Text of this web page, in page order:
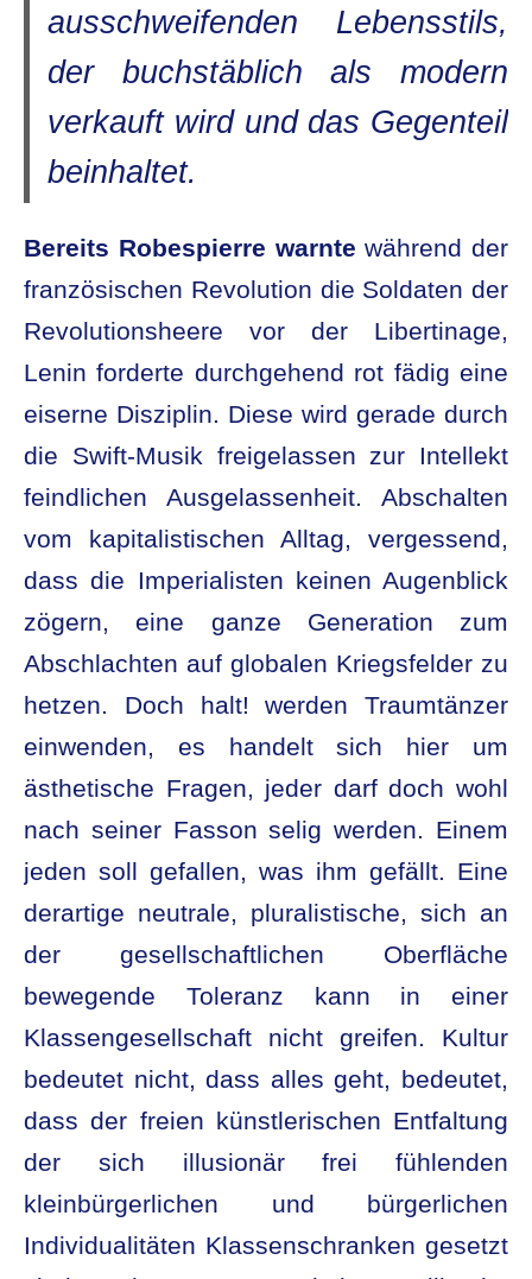
ausschweifenden Lebensstils,
der buchstäblich als modern
verkauft wird und das Gegenteil
beinhaltet.
Bereits Robespierre warnte während der
französischen Revolution die Soldaten der
Revolutionsheere vor der Libertinage,
Lenin forderte durchgehend rot fädig eine
eiserne Disziplin. Diese wird gerade durch
die Swift-Musik freigelassen zur Intellekt
feindlichen Ausgelassenheit. Abschalten
vom kapitalistischen Alltag, vergessend,
dass die Imperialisten keinen Augenblick
zögern, eine ganze Generation zum
Abschlachten auf globalen Kriegsfelder zu
hetzen. Doch halt! werden Traumtänzer
einwenden, es handelt sich hier um
ästhetische Fragen, jeder darf doch wohl
nach seiner Fasson selig werden. Einem
jeden soll gefallen, was ihm gefällt. Eine
derartige neutrale, pluralistische, sich an
der gesellschaftlichen Oberfläche
bewegende Toleranz kann in einer
Klassengesellschaft nicht greifen. Kultur
bedeutet nicht, dass alles geht, bedeutet,
dass der freien künstlerischen Entfaltung
der sich illusionär frei fühlenden
kleinbürgerlichen und bürgerlichen
Individualitäten Klassenschranken gesetzt